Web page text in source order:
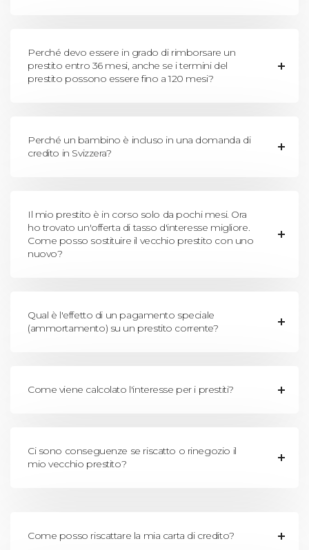
Perché devo essere in grado di rimborsare un
prestito entro 36 mesi, anche se i termini del
prestito possono essere fino a 120 mesi?
Perché un bambino è incluso in una domanda di
credito in Svizzera?
Il mio prestito è in corso solo da pochi mesi. Ora
ho trovato un'offerta di tasso d'interesse migliore.
Come posso sostituire il vecchio prestito con uno
nuovo?
Qual è l'effetto di un pagamento speciale
(ammortamento) su un prestito corrente?
Come viene calcolato l'interesse per i prestiti?
Ci sono conseguenze se riscatto o rinegozio il
mio vecchio prestito?
Come posso riscattare la mia carta di credito?